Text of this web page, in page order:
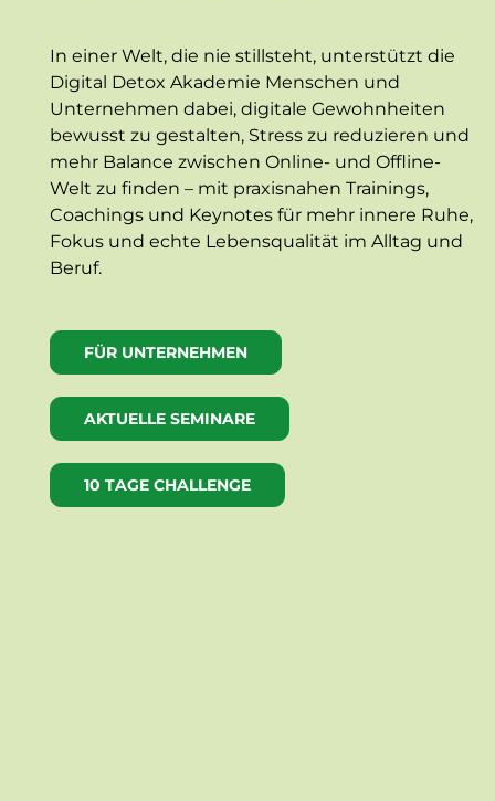
In einer Welt, die nie stillsteht, unterstützt die
Digital Detox Akademie Menschen und
Unternehmen dabei, digitale Gewohnheiten
bewusst zu gestalten, Stress zu reduzieren und
mehr Balance zwischen Online- und Offline-
Welt zu finden – mit praxisnahen Trainings,
Coachings und Keynotes für mehr innere Ruhe,
Fokus und echte Lebensqualität im Alltag und
Beruf.
FÜR UNTERNEHMEN
AKTUELLE SEMINARE
10 TAGE CHALLENGE